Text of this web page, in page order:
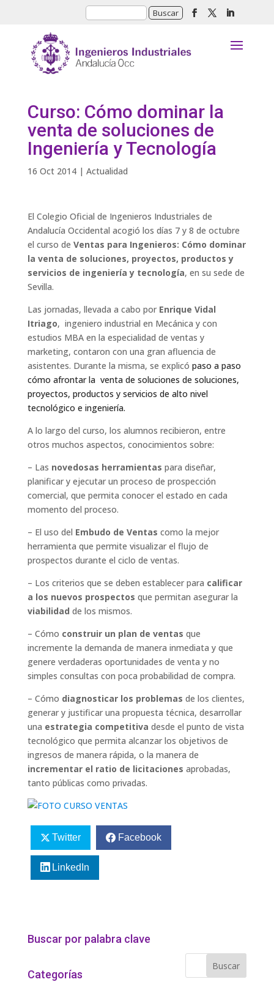
Curso: Cómo dominar la
venta de soluciones de
Ingeniería y Tecnología
16 Oct 2014| Actualidad
El Colegio Oficial de Ingenieros Industriales de
Andalucía Occidental acogió los días 7 y 8 de octubre
el curso de Ventas para Ingenieros: Cómo dominar
la venta de soluciones, proyectos, productos y
servicios de ingeniería y tecnología, en su sede de
Sevilla.
Las jornadas, llevada a cabo por Enrique Vidal
Itriago, ingeniero industrial en Mecánica y con
estudios MBA en la especialidad de ventas y
marketing, contaron con una gran afluencia de
asistentes. Durante la misma, se explicó paso a paso
cómo afrontar la venta de soluciones de soluciones,
proyectos, productos y servicios de alto nivel
tecnológico e ingeniería.
A lo largo del curso, los alumnos recibieron, entre
otros muchos aspectos, conocimientos sobre:
– Las novedosas herramientas para diseñar,
planificar y ejecutar un proceso de prospección
comercial, que permita conocer el estado en cada
momento del proceso.
– El uso del Embudo de Ventas como la mejor
herramienta que permite visualizar el flujo de
prospectos durante el ciclo de ventas.
– Los criterios que se deben establecer para calificar
a los nuevos prospectos que permitan asegurar la
viabilidad de los mismos.
– Cómo construir un plan de ventas que
incremente la demanda de manera inmediata y que
genere verdaderas oportunidades de venta y no
simples consultas con poca probabilidad de compra.
– Cómo diagnosticar los problemas de los clientes,
generar y justificar una propuesta técnica, desarrollar
una estrategia competitiva desde el punto de vista
tecnológico que permita alcanzar los objetivos de
ingresos de manera rápida, o la manera de
incrementar el ratio de licitaciones aprobadas,
tanto públicas como privadas.
Twitter Facebook
LinkedIn
Buscar por palabra clave
Categorías